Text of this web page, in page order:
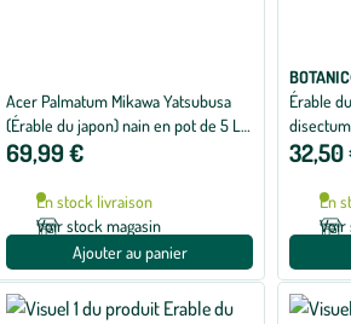
Acer Palmatum Mikawa Yatsubusa
(Érable du japon) nain en pot de 5 L
vert
69,99 €
En stock livraison
Voir stock magasin
Ajouter au panier
Érable
litres
32,50
En
Voir